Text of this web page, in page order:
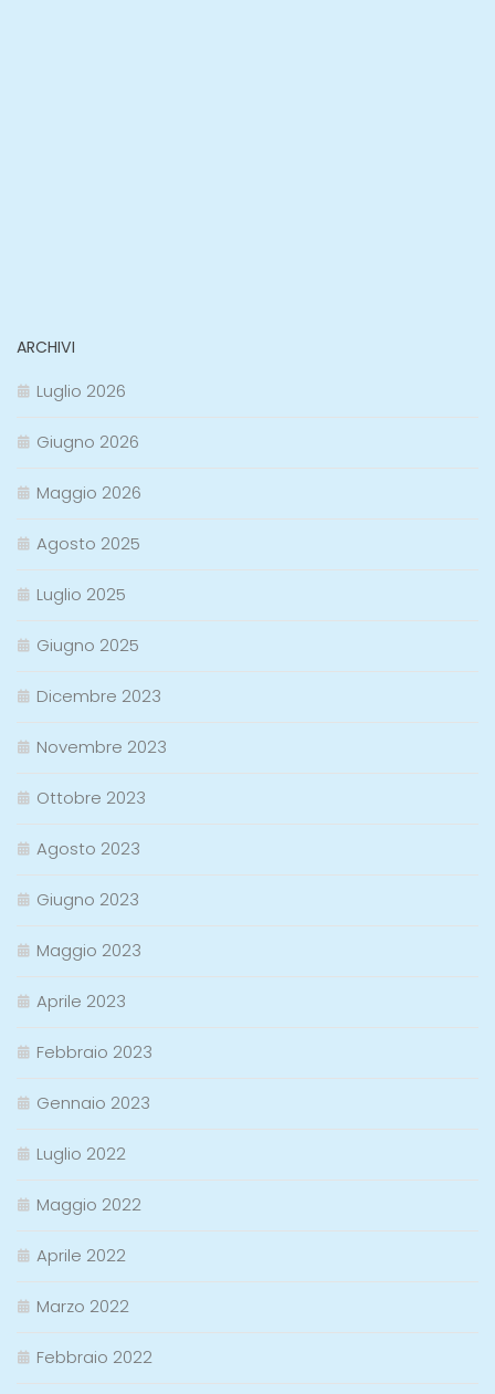
ARCHIVI
Luglio 2026
Giugno 2026
Maggio 2026
Agosto 2025
Luglio 2025
Giugno 2025
Dicembre 2023
Novembre 2023
Ottobre 2023
Agosto 2023
Giugno 2023
Maggio 2023
Aprile 2023
Febbraio 2023
Gennaio 2023
Luglio 2022
Maggio 2022
Aprile 2022
Marzo 2022
Febbraio 2022